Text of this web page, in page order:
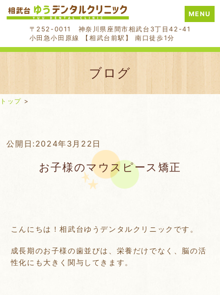
〒252-0011 神奈川県座間市相武台3丁目42-41
小田急小田原線 【相武台前駅】 南口徒歩1分
MENU
ブログ
トップ >
to
content
公開日:2024年3月22日
お子様のマウスピース矯正
こんにちは！相武台ゆうデンタルクリニックです。
成長期のお子様の歯並びは、栄養だけでなく、脳の活
性化にも大きく関与してきます。